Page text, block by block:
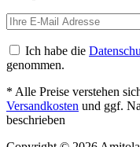
Ich habe die
genommen.
* Alle Preise verstehen
Versandkosten und ggf.
beschrieben